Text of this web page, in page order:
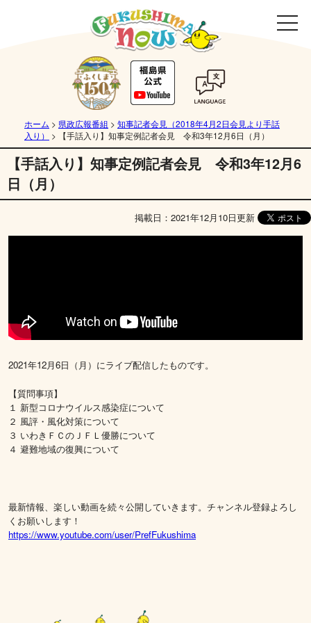
ホーム > 県政広報番組 > 知事記者会見（2018年4月2日会見より手話
入り）
> 【手話入り】知事定例記者会見 令和3年12月6日（月）
【手話入り】知事定例記者会見 令和3年12月6
日（月）
掲載日：2021年12月10日更新
2021年12月6日（月）にライブ配信したものです。
​【質問事項】
１ 新型コロナウイルス感染症について
２ 風評・風化対策について
３ いわきＦＣのＪＦＬ優勝について
４ 避難地域の復興について
最新情報、楽しい動画を続々公開していきます。チャンネル登録よろし
くお願いします！
https://www.youtube.com/user/PrefFukushima